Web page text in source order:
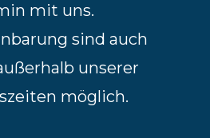
mit uns.
sind auch
unserer
möglich.